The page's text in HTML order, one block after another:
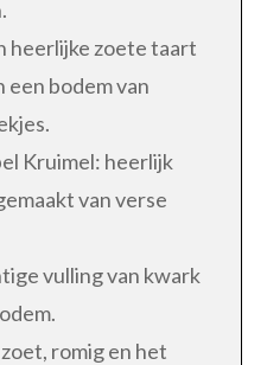
heerlijke zoete taart
een bodem van
Kruimel: heerlijk
van verse
vulling van kwark
romig en het